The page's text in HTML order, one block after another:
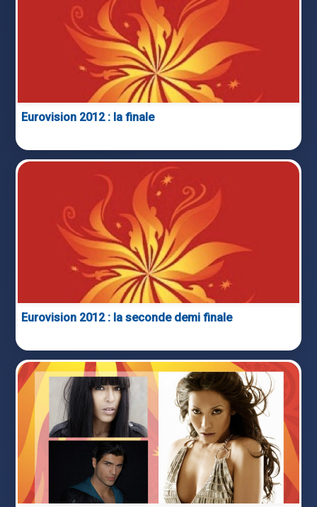
Eurovision 2012 : la finale
Eurovision 2012 : la seconde demi finale